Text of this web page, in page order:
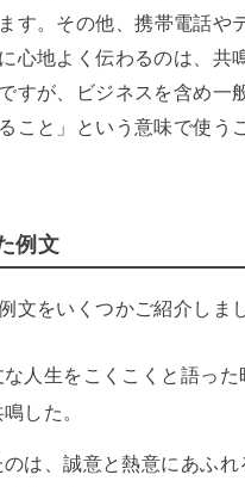
す。その他、携帯電話や
心地よく伝わるのは、共
すが、ビジネスを含め一
こと」という意味で使う
例文
文をいくつかご紹介しま
人生をこくこくと語った
した。
は、誠意と熱意にあふれ